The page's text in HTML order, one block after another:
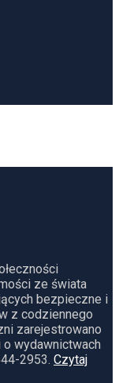
ze świata
bezpieczne i
z codziennego
zarejestrowano
wydawnictwach
2953. Czytaj